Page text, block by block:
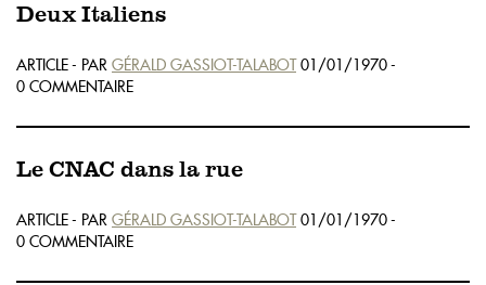
Deux Italiens
ARTICLE - PAR GÉRALD GASSIOT-TALABOT01/01/1970 -
0 COMMENTAIRE
Le CNAC dans la rue
ARTICLE - PAR GÉRALD GASSIOT-TALABOT01/01/1970 -
0 COMMENTAIRE